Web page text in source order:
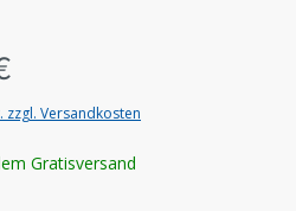
zzgl. Versandkosten
Gratisversand